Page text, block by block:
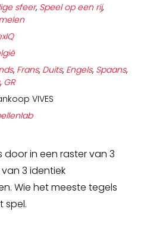
sfeer, Speel op een rij,
, Frans, Duits, Engels, Spaans,
, GR
VIVES
door in een raster van 3
3 identiek
Wie het meeste tegels
spel.